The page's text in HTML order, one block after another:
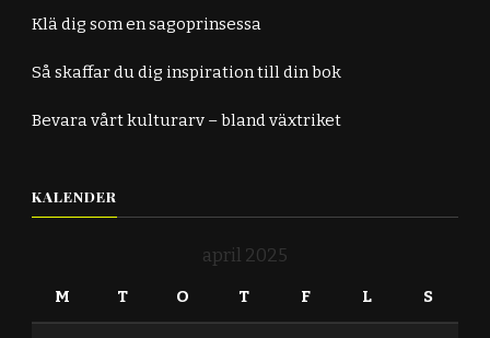
Klä dig som en sagoprinsessa
Så skaffar du dig inspiration till din bok
Bevara vårt kulturarv – bland växtriket
KALENDER
april 2025
M T O T F L S